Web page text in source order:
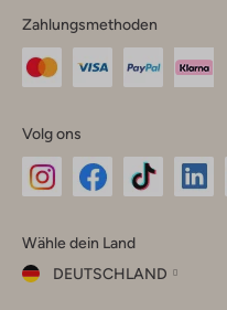
Zahlungsmethoden
Volg ons
Instagram
Facebook
TikTok
Wähle dein Land
DEUTSCHLAND